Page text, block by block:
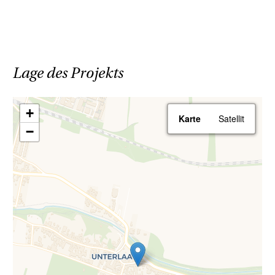
Lage des Projekts
+
−
Karte Satellit